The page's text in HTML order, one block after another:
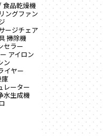
食品乾燥機
ングファン
ージチェア
掃除機
セラー
アイロン
ン
イヤー
レーター
水生成機